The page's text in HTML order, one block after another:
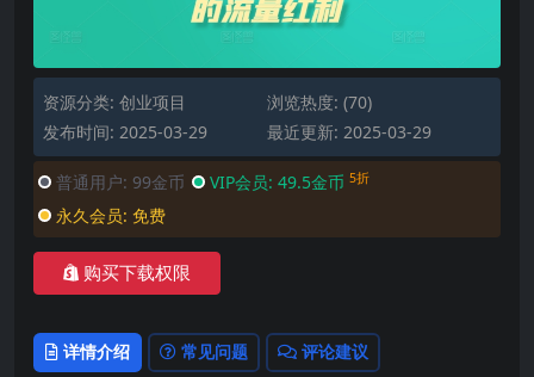
资源分类: 创业项目
浏览热度: (70)
发布时间: 2025-03-29
最近更新: 2025-03-29
普通用户: 99金币 VIP会员: 49.5金币 5折
永久会员: 免费
购买下载权限
详情介绍 常见问题 评论建议